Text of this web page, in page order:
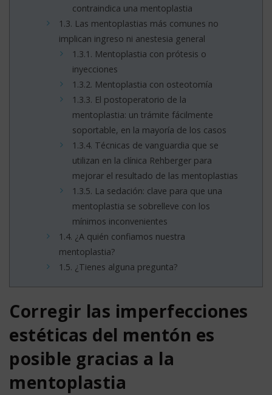
contraindica una mentoplastia
1.3. Las mentoplastias más comunes no
implican ingreso ni anestesia general
1.3.1. Mentoplastia con prótesis o
inyecciones
1.3.2. Mentoplastia con osteotomía
1.3.3. El postoperatorio de la
mentoplastia: un trámite fácilmente
soportable, en la mayoría de los casos
1.3.4. Técnicas de vanguardia que se
utilizan en la clínica Rehberger para
mejorar el resultado de las mentoplastias
1.3.5. La sedación: clave para que una
mentoplastia se sobrelleve con los
mínimos inconvenientes
1.4. ¿A quién confiamos nuestra
mentoplastia?
1.5. ¿Tienes alguna pregunta?
Corregir las imperfecciones
estéticas del mentón es
posible gracias a la
mentoplastia